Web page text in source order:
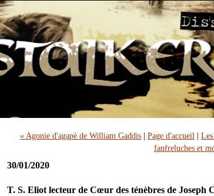
« Agonie d'agapè de William Gaddis| Page d'accueil |
fanfreluches et
30/01/2020
T. S. Eliot lecteur de Cœur des ténèbres de Joseph